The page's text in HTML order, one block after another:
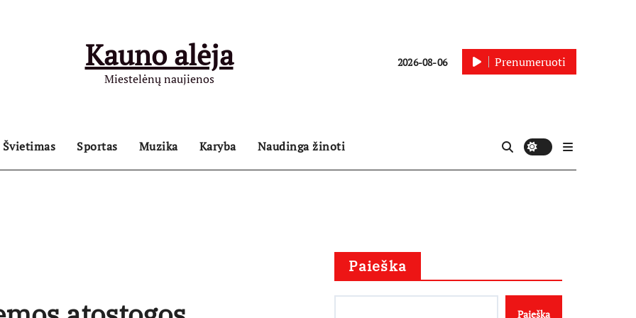
Kauno alėja
Miestelėnų naujienos
2026-08-06 Prenumeruoti
Švietimas Sportas Muzika Karyba Naudinga žinoti
Paieška
Paieška